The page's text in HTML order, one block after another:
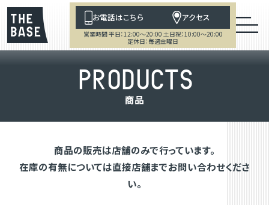
お電話はこちら アクセス
営業時間 平日：12:00～20:00 土日祝：10:00～20:00
定休日：毎週金曜日
PRODUCTS
商品
商品の販売は店舗のみで行っています。
在庫の有無については直接店舗までお問い合わせくださ
い。